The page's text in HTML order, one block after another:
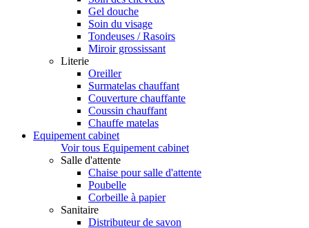
Gel douche
Soin du visage
Tondeuses / Rasoirs
Miroir grossissant
Literie
Oreiller
Surmatelas chauffant
Couverture chauffante
Coussin chauffant
Chauffe matelas
Equipement cabinet
Voir tous Equipement cabinet
Salle d'attente
Chaise pour salle d'attente
Poubelle
Corbeille à papier
Sanitaire
Distributeur de savon